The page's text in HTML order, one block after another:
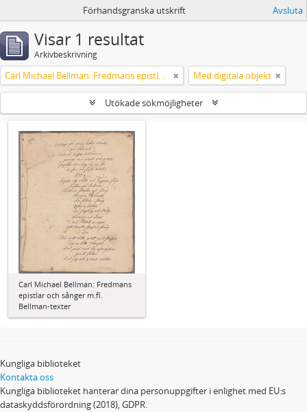
Förhandsgranska utskrift Avsluta
Visar 1 resultat
Arkivbeskrivning
Carl Michael Bellman: Fredmans epistlar och sånger m.fl. Bellman-texter Med digitala objekt
Utökade sökmöjligheter
Carl Michael Bellman: Fredmans
epistlar och sånger m.fl.
Bellman-texter
Kungliga biblioteket
Kontakta oss
Kungliga biblioteket hanterar dina personuppgifter i enlighet med EU:s
dataskyddsförordning (2018), GDPR.